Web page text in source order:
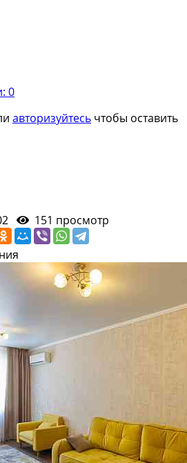
0
авторизуйтесь чтобы оставить
151 просмотр